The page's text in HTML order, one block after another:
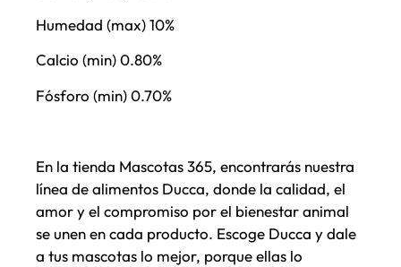
Humedad (max) 10%
Calcio (min) 0.80%
Fósforo (min) 0.70%
En la tienda Mascotas 365, encontrarás nuestra
línea de alimentos Ducca, donde la calidad, el
amor y el compromiso por el bienestar animal
se unen en cada producto. Escoge Ducca y dale
a tus mascotas lo mejor, porque ellas lo